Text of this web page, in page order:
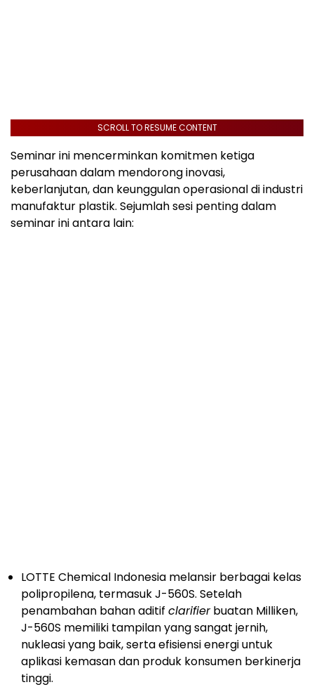
SCROLL TO RESUME CONTENT
Seminar ini mencerminkan komitmen ketiga
perusahaan dalam mendorong inovasi,
keberlanjutan, dan keunggulan operasional di industri
manufaktur plastik. Sejumlah sesi penting dalam
seminar ini antara lain:
LOTTE Chemical Indonesia melansir berbagai kelas
polipropilena, termasuk J-560S. Setelah
penambahan bahan aditif clarifierbuatan Milliken,
J-560S memiliki tampilan yang sangat jernih,
nukleasi yang baik, serta efisiensi energi untuk
aplikasi kemasan dan produk konsumen berkinerja
tinggi.